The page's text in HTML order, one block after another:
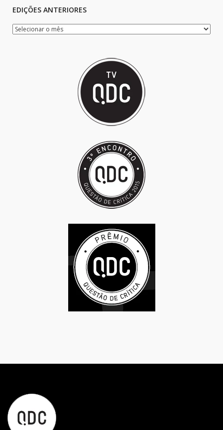
EDIÇÕES ANTERIORES